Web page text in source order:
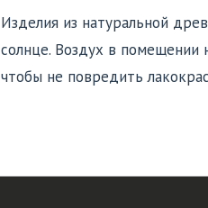
Изделия из натуральной
солнце. Воздух в помещении
чтобы не повредить